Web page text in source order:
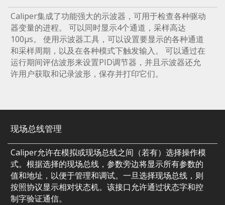
Caliper集成了功能强大的示波器，可用于检查各种驱动
器变量的进程。 可以同时显示4个通道，采样高达
100µs。 使用示波器工具，可以设置要显示的各种通道
和采样周期，以及在各种模式下触发输入。 可以通过在
运行期间评估波形来设置PID调节器，并且示波器还允
许用户获取和记录波形，保存并打印它们。
现场总线管理
Caliper允许在模拟或现场总线之间（若有）选择操作模
式。根据选择的现场总线，参数旁边将显示所有参数的
值和地址，以便于管理和调试。一旦选择现场总线，则
按照协议显示相对状态机。该接口允许通过状态字和控
制字验证通信。